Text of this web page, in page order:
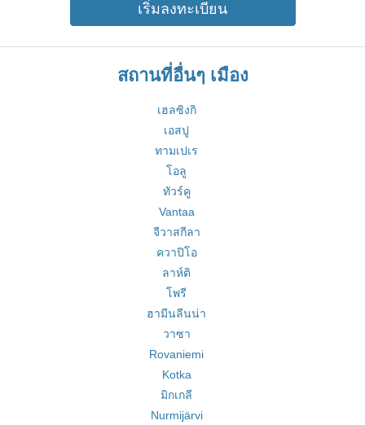
เริ่มลงทะเบียน
สถานที่อื่นๆ เมือง
เฮลซิงกิ
เอสปู
ทามเปเร
โอลู
ทัวร์คู
Vantaa
จีวาสกีลา
ควาปิโอ
ลาห์ติ
โพรี
ฮามีนลีนน่า
วาซา
Rovaniemi
Kotka
มิกเกลี
Nurmijärvi